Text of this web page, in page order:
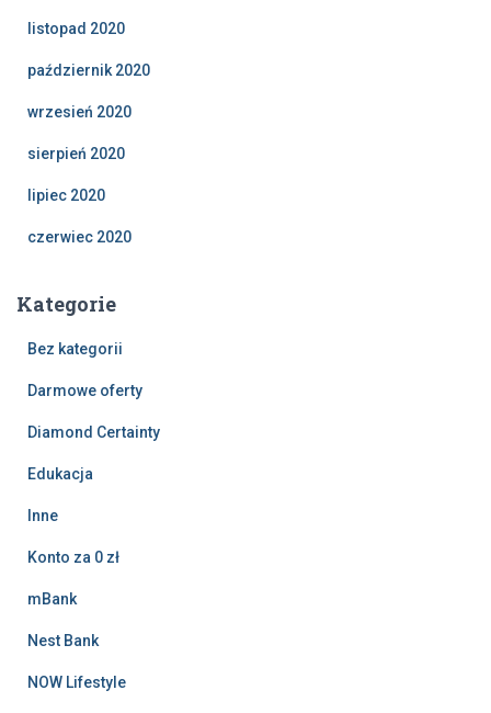
listopad 2020
październik 2020
wrzesień 2020
sierpień 2020
lipiec 2020
czerwiec 2020
Kategorie
Bez kategorii
Darmowe oferty
Diamond Certainty
Edukacja
Inne
Konto za 0 zł
mBank
Nest Bank
NOW Lifestyle